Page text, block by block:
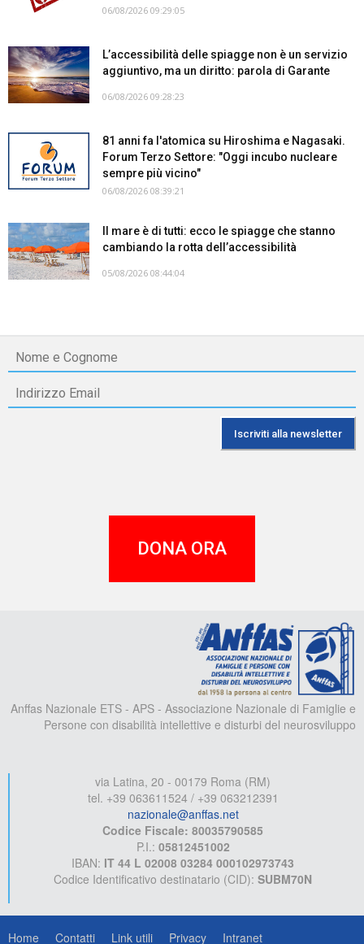
06/08/2026 09:29:05
L’accessibilità delle spiagge non è un servizio
aggiuntivo, ma un diritto: parola di Garante
06/08/2026 09:28:23
81 anni fa l'atomica su Hiroshima e Nagasaki.
Forum Terzo Settore: "Oggi incubo nucleare
sempre più vicino"
06/08/2026 08:39:21
Il mare è di tutti: ecco le spiagge che stanno
cambiando la rotta dell’accessibilità
05/08/2026 08:44:04
DONA ORA
Anffas Nazionale ETS - APS - Associazione Nazionale di Famiglie e
Persone con disabilità intellettive e disturbi del neurosviluppo
via Latina, 20 - 00179 Roma (RM)
tel. +39 063611524 / +39 063212391
nazionale@anffas.net
Codice Fiscale: 80035790585
P.I.: 05812451002
IBAN: IT 44 L 02008 03284 000102973743
Codice Identificativo destinatario (CID): SUBM70N
Home Contatti Link utili Privacy Intranet